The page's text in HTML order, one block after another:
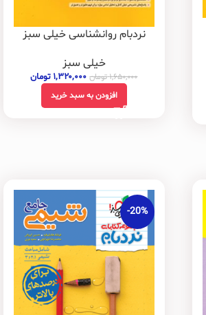
نردبام روانشناسی خیلی سبز
خیلی سبز
۱,۶۵۰,۰۰۰تومان ۱,۳۲۰,۰۰۰ تومان
افزودن به سبد خرید
-20%